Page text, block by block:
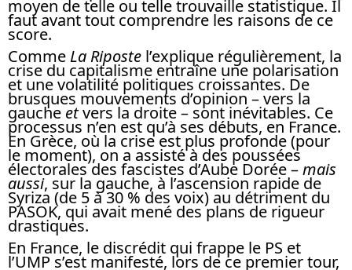
moyen de telle ou telle trouvaille statistique. Il
faut avant tout comprendre les raisons de ce
score.
Comme La Riposte l’explique régulièrement, la
crise du capitalisme entraîne une polarisation
et une volatilité politiques croissantes. De
brusques mouvements d’opinion – vers la
gauche etvers la droite – sont inévitables. Ce
processus n’en est qu’à ses débuts, en France.
En Grèce, où la crise est plus profonde (pour
le moment), on a assisté à des poussées
électorales des fascistes d’Aube Dorée –mais
aussi, sur la gauche, à l’ascension rapide de
Syriza (de 5 à 30 % des voix) au détriment du
PASOK, qui avait mené des plans de rigueur
drastiques.
En France, le discrédit qui frappe le PS et
l’UMP s’est manifesté, lors de ce premier tour,